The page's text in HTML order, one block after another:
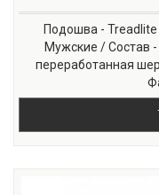
Подошва - Treadlite
Мужские / Состав
переработанная